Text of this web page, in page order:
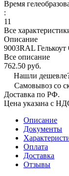
Время
:
11
Все
Описание
9003RAL
Все описание
762.50 руб.
Нашли
Самовывоз со
Доставка по РФ.
Цена указана с
Описание
Документы
Оплата
Доставка
Отзывы